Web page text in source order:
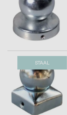
oprichting
ons
goede
verschilSTAAL